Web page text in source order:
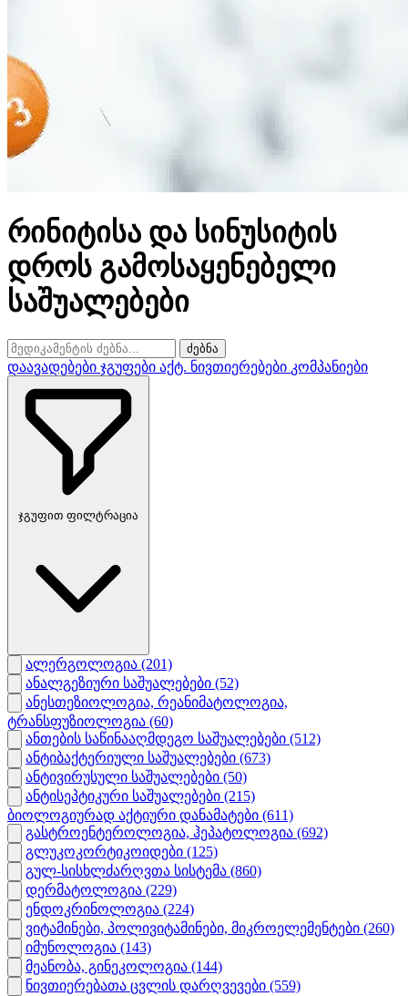
რინიტისა და სინუსიტის
დროს გამოსაყენებელი
საშუალებები
ძებნა
დაავადებები ჯგუფები აქტ. ნივთიერებები კომპანიები
ჯგუფით ფილტრაცია
ალერგოლოგია (201)
ანალგეზიური საშუალებები (52)
ანესთეზიოლოგია, რეანიმატოლოგია,
ტრანსფუზიოლოგია (60)
ანთების საწინააღმდეგო საშუალებები (512)
ანტიბაქტერიული საშუალებები (673)
ანტივირუსული საშუალებები (50)
ანტისეპტიკური საშუალებები (215)
ბიოლოგიურად აქტიური დანამატები (611)
გასტროენტეროლოგია, ჰეპატოლოგია (692)
გლუკოკორტიკოიდები (125)
გულ-სისხლძარღვთა სისტემა (860)
დერმატოლოგია (229)
ენდოკრინოლოგია (224)
ვიტამინები, პოლივიტამინები, მიკროელემენტები (260)
იმუნოლოგია (143)
მეანობა, გინეკოლოგია (144)
ნივთიერებათა ცვლის დარღვევები (559)